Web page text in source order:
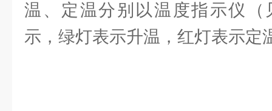
温、定温分别以温度指示仪（
示，绿灯表示升温，红灯表示定